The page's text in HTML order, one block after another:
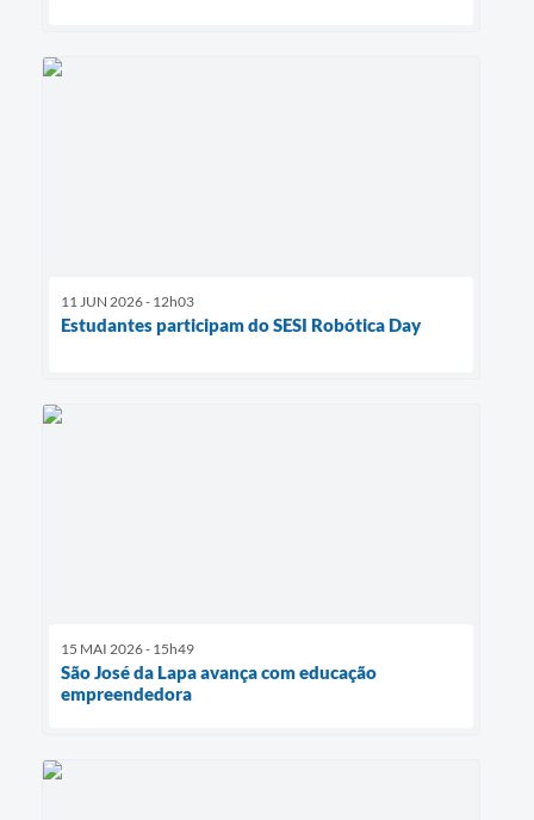
11 JUN 2026 - 12h03
Estudantes participam do SESI Robótica Day
15 MAI 2026 - 15h49
São José da Lapa avança com educação
empreendedora